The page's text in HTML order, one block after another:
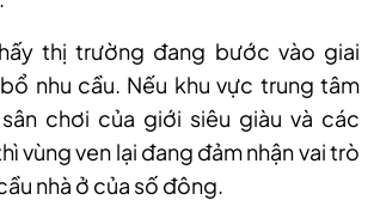
thị trường đang bước vào giai
nhu cầu. Nếu khu vực trung tâm
chơi của giới siêu giàu và các
vùng ven lại đang đảm nhận vai trò
nhà ở của số đông.